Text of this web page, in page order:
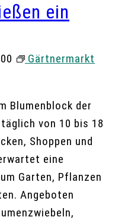
ein
Gärtnermarkt
Blumenblock der
von 10 bis 18
Shoppen und
eine
Garten, Pflanzen
Angeboten